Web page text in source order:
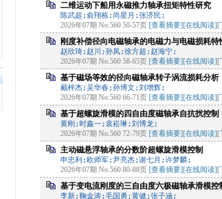
二维运动下船用永磁推力轴承扭矩特性研究
陈武超;俞翔栋;尚星月;张济民;
2026年07期 No.560 50-57页 [查看摘要][在线阅读] [
刚度补偿径向电磁轴承的电磁力与电磁损耗特
赵欣琦;赵川;孙凤;徐方超;赵海宁;
2026年07期 No.560 58-65页 [查看摘要][在线阅读] [
基于磁场等效的径向磁轴承转子涡流损耗分析
戴梓杰;吴华春;孙博文;刘增辉;
2026年07期 No.560 66-71页 [查看摘要][在线阅读] [
基于超螺旋滑模的四自由度磁轴承自抗扰控制
黄刚;时鑫一;袁崧琳;刘博龙;
2026年07期 No.560 72-79页 [查看摘要][在线阅读] [
主动磁悬浮轴承的分数阶超螺旋滑模控制
申忠利;欧师军;尹亮杰;谢七月;许梦麟;
2026年07期 No.560 80-88页 [查看摘要][在线阅读] [
基于变电流刚度的三自由度六极磁轴承滑模控
李新;鞠金涛;毛国勇;黄健;张子涵;